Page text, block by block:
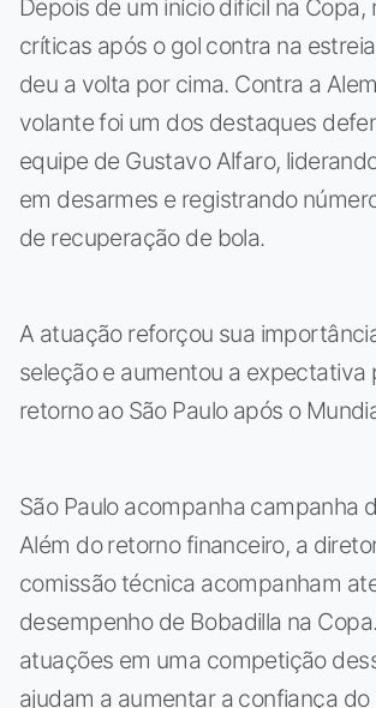
Depois de um início difícil na
críticas após o gol contra na
deu a volta por cima. Contra a
volante foi um dos destaques
equipe de Gustavo Alfaro,
em desarmes e registrando
de recuperação de bola.
A atuação reforçou sua
seleção e aumentou a expectativa
retorno ao São Paulo após o
São Paulo acompanha campanha
Além do retorno financeiro, a
comissão técnica acompanham
desempenho de Bobadilla na
atuações em uma competição
ajudam a aumentar a confiança do